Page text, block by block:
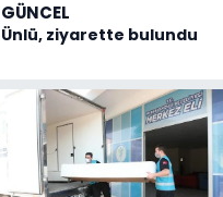
GÜNCEL
Ünlü, ziyarette bulundu